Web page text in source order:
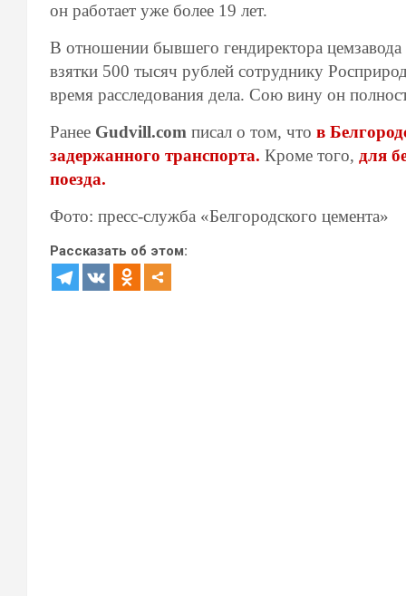
он работает уже более 19 лет.
В отношении бывшего гендиректора
взятки 500 тысяч рублей сотруднику
время расследования дела. Сою вину он
Ранее Gudvill.com писал о том, что в
задержанного транспорта. Кроме того, для
поезда.
Фото: пресс-служба «Белгородского цемента»
Рассказать об этом: